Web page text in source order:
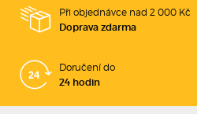
Při objednávce nad 2 000 Kč
Doprava zdarma
Doručení do
24 hodin